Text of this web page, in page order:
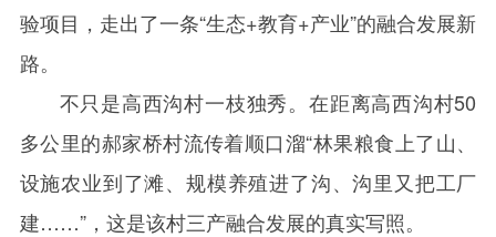
验项目，走出了一条“生态+教育+产业”的融合发展新
路。
不只是高西沟村一枝独秀。在距离高西沟村50
多公里的郝家桥村流传着顺口溜“林果粮食上了山、
设施农业到了滩、规模养殖进了沟、沟里又把工厂
建……”，这是该村三产融合发展的真实写照。